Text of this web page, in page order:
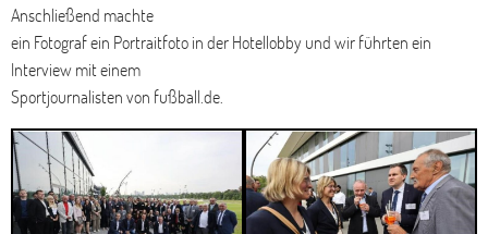
Anschließend machte
ein Fotograf ein Portraitfoto in der Hotellobby und wir führten ein
Interview mit einem
Sportjournalisten von fußball.de.